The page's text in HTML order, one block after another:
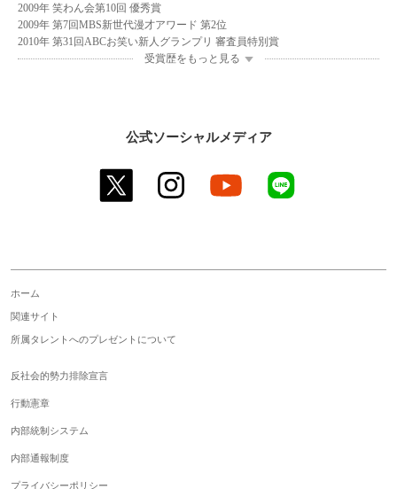
2009年 笑わん会第10回 優秀賞
2009年 第7回MBS新世代漫才アワード 第2位
2010年 第31回ABCお笑い新人グランプリ 審査員特別賞
受賞歴をもっと見る
公式ソーシャルメディア
twitter instagram youtube
ホーム
関連サイト
所属タレントへのプレゼントについて
反社会的勢力排除宣言
行動憲章
内部統制システム
内部通報制度
プライバシーポリシー